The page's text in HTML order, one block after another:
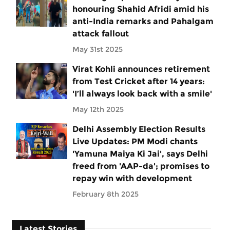
honouring Shahid Afridi amid his
anti-India remarks and Pahalgam
attack fallout
May 31st 2025
Virat Kohli announces retirement
from Test Cricket after 14 years:
'I’ll always look back with a smile'
May 12th 2025
Delhi Assembly Election Results
Live Updates: PM Modi chants
'Yamuna Maiya Ki Jai', says Delhi
freed from 'AAP-da'; promises to
repay win with development
February 8th 2025